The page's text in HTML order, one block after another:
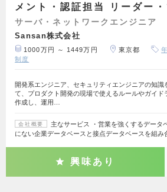
メント・認証担当 リーダー
サーバ・ネットワークエンジニア
Sansan株式会社
1000万円 ～ 1449万円 東京都
制度
開発系エンジニア、セキュリティエンジニアの知識
て、プロダクト開発の現場で使えるルールやガイド
作成し、運用…
会社概要
主なサービス ・営業を強くするデータ
にない企業データベースと接点データベースを組み
興味あり